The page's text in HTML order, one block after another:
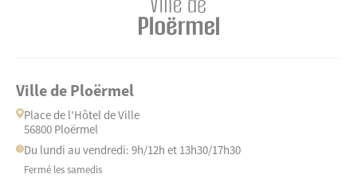
Ville de Ploërmel
Place de l'Hôtel de Ville
56800 Ploërmel
Du lundi au vendredi: 9h/12h et 13h30/17h30
Fermé les samedis